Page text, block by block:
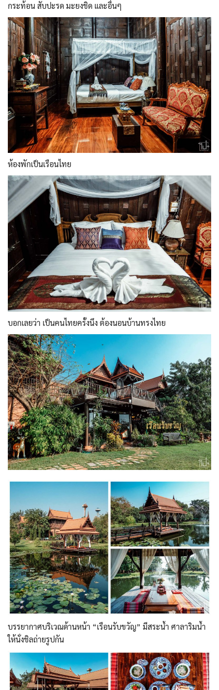
กระท้อน สับปะรด มะยงชิด และอื่นๆ
ห้องพักเป็นเรือนไทย
บอกเลยว่า เป็นคนไทยครั้งนึง ต้องนอนบ้านทรงไทย
บรรยากาศบริเวณด้านหน้า “เรือนรับขวัญ” มีสระน้ำ ศาลาริมน้ำ
ให้นั่งชิลถ่ายรูปกัน